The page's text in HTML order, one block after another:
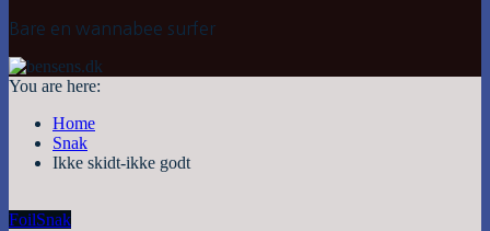
Bare en wannabee surfer
You are here:
Home
Snak
Ikke skidt-ikke godt
FoilSnak